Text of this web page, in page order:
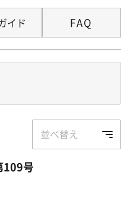
イド FAQ
並べ替え
109号